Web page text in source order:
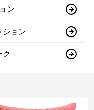
ン
ション
ク